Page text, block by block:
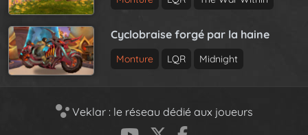
Cyclobraise forgé par la haine
Monture LQR Midnight
Veklar : le réseau dédié aux joueurs